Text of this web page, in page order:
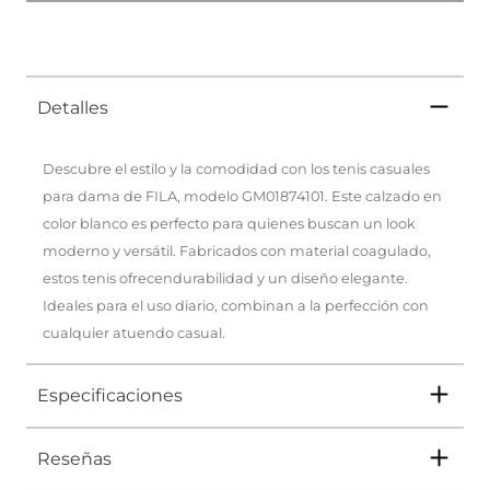
Detalles
Descubre el estilo y la comodidad con los tenis casuales
para dama de FILA, modelo GM01874101. Este calzado en
color blanco es perfecto para quienes buscan un look
moderno y versátil. Fabricados con material coagulado,
estos tenis ofrecendurabilidad y un diseño elegante.
Ideales para el uso diario, combinan a la perfección con
cualquier atuendo casual.
Especificaciones
Tipo
Reseñas